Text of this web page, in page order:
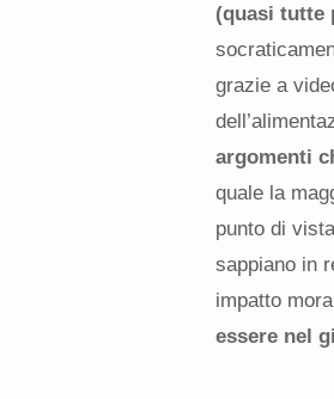
(quasi tutte
grazie a
argomenti
quale la
punto di
sappiano in
impatto
essere nel